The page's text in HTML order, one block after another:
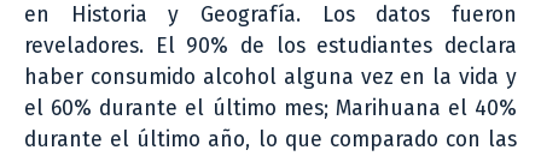
en Historia y Geografía. Los datos fueron
reveladores. El 90% de los estudiantes declara
haber consumido alcohol alguna vez en la vida y
el 60% durante el último mes; Marihuana el 40%
durante el último año, lo que comparado con las